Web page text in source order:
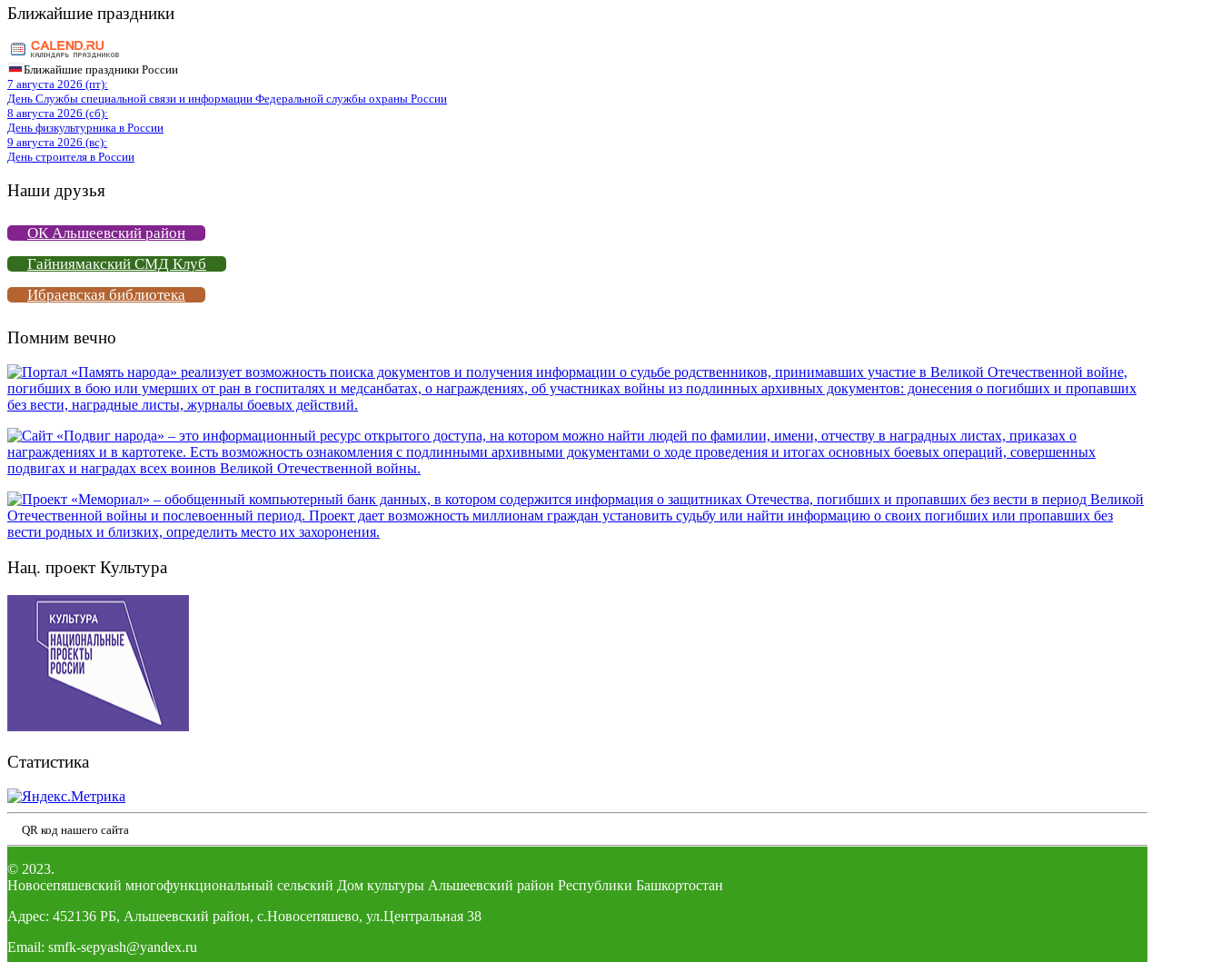
Ближайшие праздники
Ближайшие праздники России
7 августа 2026 (пт):
День Службы специальной связи и информации Федеральной службы охраны России
8 августа 2026 (сб):
День физкультурника в России
9 августа 2026 (вс):
День строителя в России
Наши друзья
ОК Альшеевский район
Гайниямакский СМД Клуб
Ибраевская библиотека
Помним вечно
Нац. проект Культура
Статистика
QR код нашего сайта
© 2023.
Новосепяшевский многофункциональный сельский Дом культуры Альшеевский район Республики Башкортостан
Адрес: 452136 РБ, Альшеевский район, с.Новосепяшево, ул.Центральная 38
Email: smfk-sepyash@yandex.ru